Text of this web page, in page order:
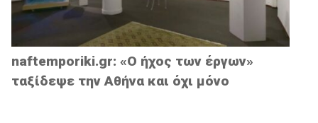
naftemporiki.gr: «Ο ήχος των έργων»
ταξίδεψε την Αθήνα και όχι μόνο